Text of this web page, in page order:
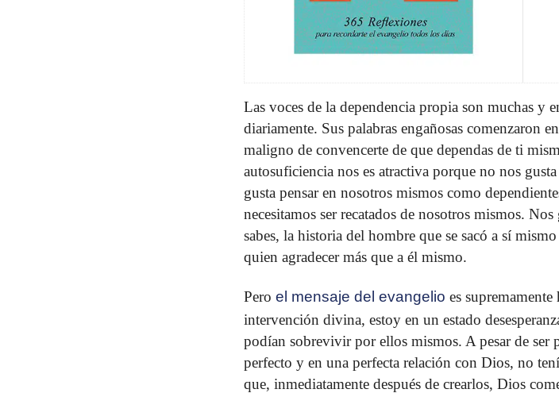
Las voces de la dependencia propia son muchas y
diariamente. Sus palabras engañosas comenzaron
maligno de convencerte de que dependas de ti
autosuficiencia nos es atractiva porque no nos
gusta pensar en nosotros mismos como
necesitamos ser recatados de nosotros mismos.
sabes, la historia del hombre que se sacó a sí
quien agradecer más que a él mismo.
Pero el mensaje del evangelio es
intervención divina, estoy en un estado
podían sobrevivir por ellos mismos. A pesar de ser
perfecto y en una perfecta relación con Dios, no
que, inmediatamente después de crearlos, Dios